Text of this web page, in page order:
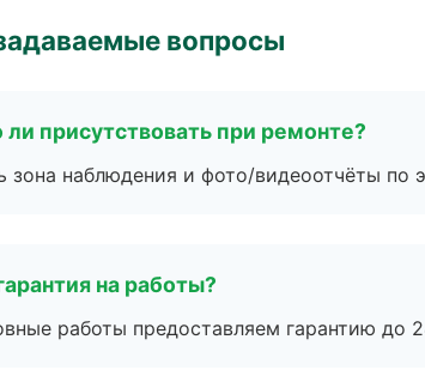
вопросы
присутствовать при ремонте?
зона наблюдения и фото/видеоотчёты по
на работы?
работы предоставляем гарантию до